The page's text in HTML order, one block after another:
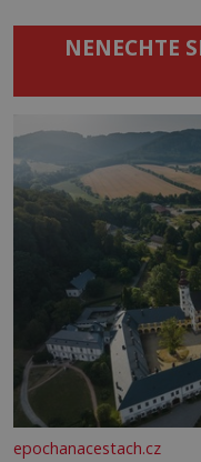
NENECHTE
epochanacestach.cz